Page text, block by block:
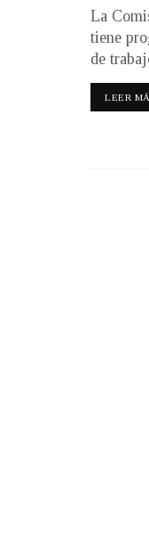
La
tiene
de
LEER